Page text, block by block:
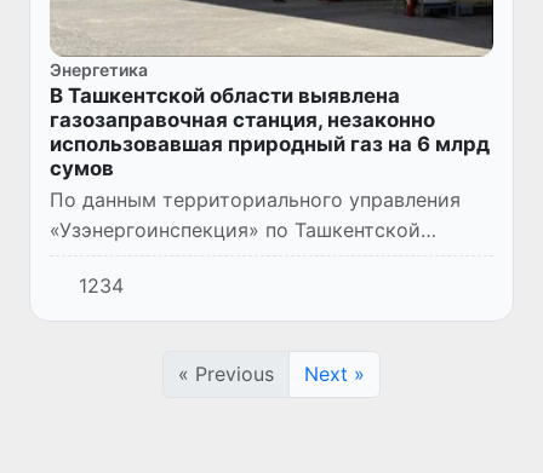
Энергетика
В Ташкентской области выявлена
газозаправочная станция, незаконно
использовавшая природный газ на 6 млрд
сумов
По данным территориального управления
«Узэнергоинспекция» по Ташкентской
области, совместно с сотрудниками
Государственной службы безопасности была
проведена проверка, в ходе котор...
1234
« Previous Next »